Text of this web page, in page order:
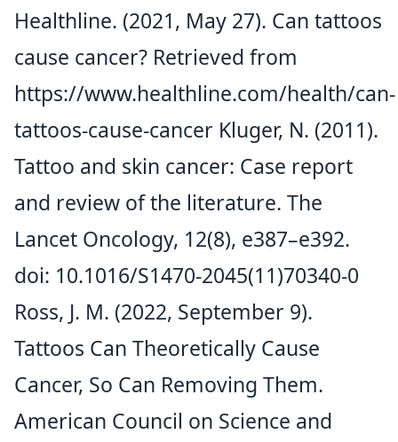
Healthline. (2021, May 27). Can tattoos
cause cancer? Retrieved from
https://www.healthline.com/health/can-
tattoos-cause-cancer Kluger, N. (2011).
Tattoo and skin cancer: Case report
and review of the literature. The
Lancet Oncology, 12(8), e387–e392.
doi: 10.1016/S1470-2045(11)70340-0
Ross, J. M. (2022, September 9).
Tattoos Can Theoretically Cause
Cancer, So Can Removing Them.
American Council on Science and